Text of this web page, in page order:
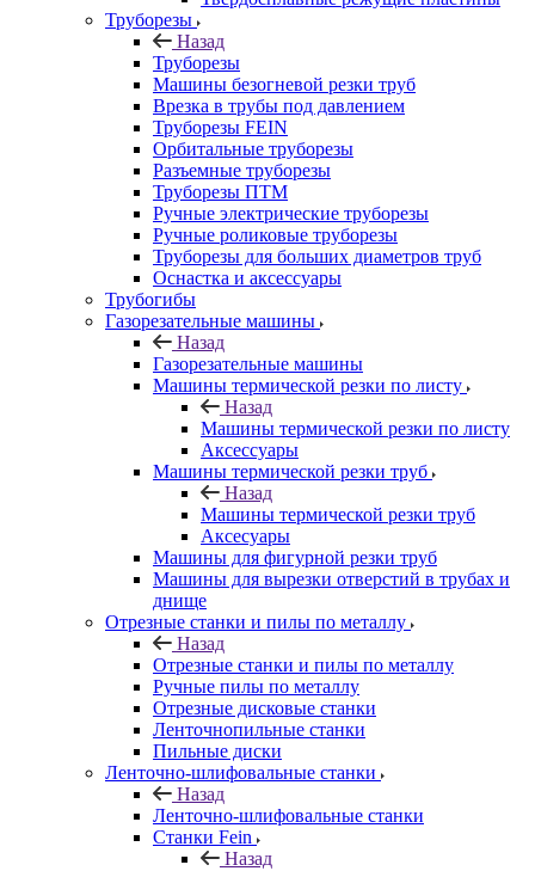
Труборезы
Назад
Труборезы
Машины безогневой резки труб
Врезка в трубы под давлением
Труборезы FEIN
Орбитальные труборезы
Разъемные труборезы
Труборезы ПТМ
Ручные электрические труборезы
Ручные роликовые труборезы
Труборезы для больших диаметров труб
Оснастка и аксессуары
Трубогибы
Газорезательные машины
Назад
Газорезательные машины
Машины термической резки по листу
Назад
Машины термической резки по листу
Аксессуары
Машины термической резки труб
Назад
Машины термической резки труб
Аксесуары
Машины для фигурной резки труб
Машины для вырезки отверстий в трубах и
днище
Отрезные станки и пилы по металлу
Назад
Отрезные станки и пилы по металлу
Ручные пилы по металлу
Отрезные дисковые станки
Ленточнопильные станки
Пильные диски
Ленточно-шлифовальные станки
Назад
Ленточно-шлифовальные станки
Станки Fein
Назад